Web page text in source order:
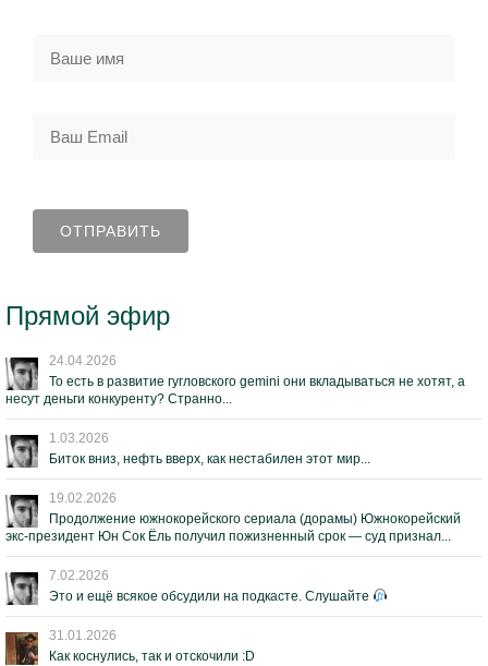
Прямой эфир
24.04.2026
То есть в развитие гугловского gemini они вкладываться не хотят, а
несут деньги конкуренту? Странно...
1.03.2026
Биток вниз, нефть вверх, как нестабилен этот мир...
19.02.2026
Продолжение южнокорейского сериала (дорамы) Южнокорейский
экс-президент Юн Сок Ёль получил пожизненный срок — суд признал...
7.02.2026
Это и ещё всякое обсудили на подкасте. Слушайте
31.01.2026
Как коснулись, так и отскочили :D